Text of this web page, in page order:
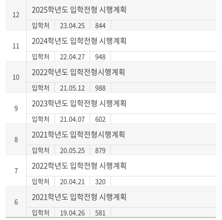
12 2025학년도 입학전형 시행계획
입학처 23.04.25 844
11 2024학년도 입학전형 시행계획
입학처 22.04.27 948
10 2022학년도 입학전형시행계획
입학처 21.05.12 988
9 2023학년도 입학전형 시행계획
입학처 21.04.07 602
8 2021학년도 입학전형시행계획
입학처 20.05.25 879
7 2022학년도 입학전형 시행계획
입학처 20.04.21 320
6 2021학년도 입학전형 시행계획
입학처 19.04.26 581